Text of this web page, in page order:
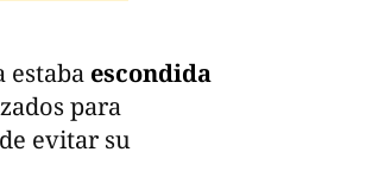
estaba escondida
para
evitar su